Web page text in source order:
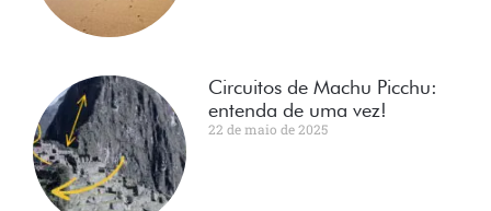
Circuitos de Machu Picchu:
entenda de uma vez!
22 de maio de 2025